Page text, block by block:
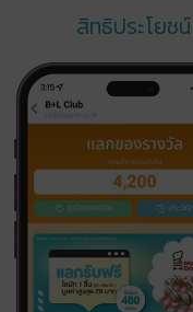
สิทธิประโยชน์